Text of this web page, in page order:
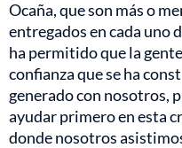
Ocaña, que son más o
entregados en cada uno
ha permitido que la
confianza que se ha
generado con nosotros,
ayudar primero en esta
donde nosotros